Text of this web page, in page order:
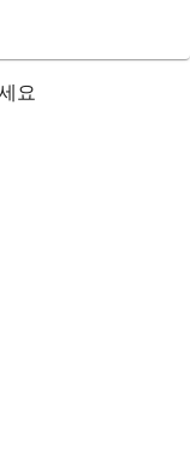
요